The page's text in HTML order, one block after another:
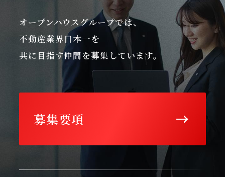
オープンハウスグループでは、
不動産業界日本一を
共に目指す仲間を募集しています。
募集要項